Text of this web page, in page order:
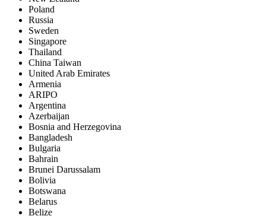
Poland
Russia
Sweden
Singapore
Thailand
China Taiwan
United Arab Emirates
Armenia
ARIPO
Argentina
Azerbaijan
Bosnia and Herzegovina
Bangladesh
Bulgaria
Bahrain
Brunei Darussalam
Bolivia
Botswana
Belarus
Belize